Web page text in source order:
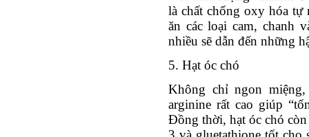
là chất chống oxy hóa
ăn các loại cam, chanh
nhiều sẽ dẫn đến những
5. Hạt óc chó
Không chỉ ngon
arginine rất cao giúp
Đồng thời, hạt óc chó còn